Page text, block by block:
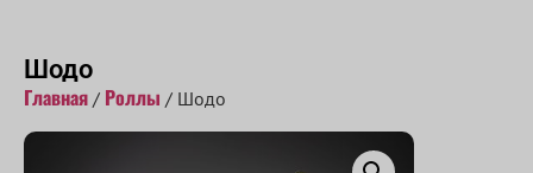
Шодо
Главная / Роллы / Шодо